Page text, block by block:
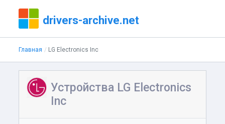
drivers-archive.net
Главная LG Electronics Inc
Устройства LG Electronics
Inc